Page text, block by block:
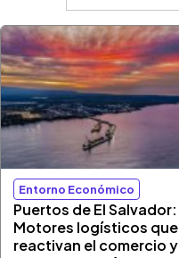
Entorno Económico
Puertos de El Salvador:
Motores logísticos que
reactivan el comercio y